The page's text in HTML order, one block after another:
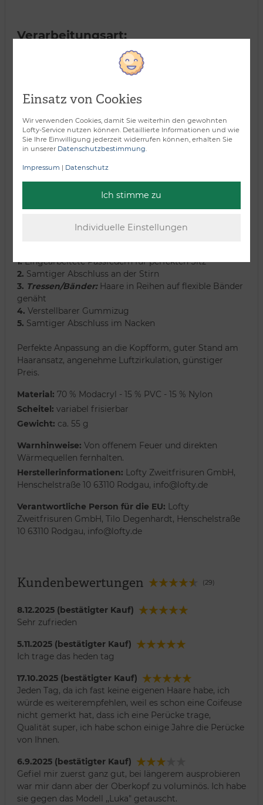
Verarbeitungsart:
1.Eingearbeitete Passfedern für perfekten Sitz
2. Samtiger Abschluss an der Stirn
3. Tressen/Bänder:Haare in Reihen auf flexible Bänder
genäht
4. Verstellbarer Gummizug
5. Samtiger Abschluss im Nacken
Perfekte Anpassung an die Kopfform, guter Stand am
Haaransatz, angenehme Luftzirkulation, günstiger
Preis.
Material: 70 % Modacryl - 15 % PVC - 15 % Nylon
Scheitel: variabel frisierbar
Gewicht: ca. 55 g
Warnhinweise: Von offenem Feuer und direkten
Wärmequellen fernhalten.
Herstellerinformationen: Lofty Zweitfrisuren GmbH,
Henschelstraße 10 63110 Rodgau, info@lofty.de
Verantwortliche Person für die EU: Lofty
Zweitfrisuren GmbH, Tilo Degenhardt, Henschelstraße
10 63110 Rodgau, info@lofty.de
Kundenbewertungen (29)
8.12.2025 (bestätigter Kauf)
Sehr zufrieden
5.11.2025 (bestätigter Kauf)
Ich trage das heden tag
17.10.2025 (bestätigter Kauf)
Jeden Tag, da ich fast keine eigenen Haare habe, ich
würde es weiterempfehlen, weil es schon eine Coifeuse
nicht gemerkt hat, dass ich eine Perücke trage,
Qualität super, ich habe schon einige Jahre die Perücke
von Ihnen.
6.9.2025 (bestätigter Kauf)
Gefiel mir zuerst ganz gut, bei längerem ausprobieren
war mir dann aber der Oberkopf zu voluminös. Ich habe
sie gegen das Modell ,,Luka" getauscht.
Einsatz von Cookies
Wir verwenden Cookies, damit Sie weiterhin den gewohnten
Lofty-Service nutzen können. Detaillierte Informationen und wie
Sie Ihre Einwilligung jederzeit widerrufen können, erhalten Sie
in unserer Datenschutzbestimmung
Impressum | Datenschutz
Ich stimme zu